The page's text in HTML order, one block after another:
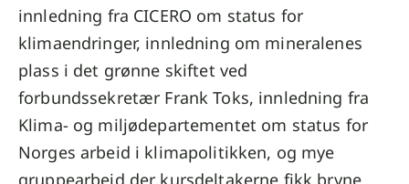
innledning fra CICERO om status for
klimaendringer, innledning om mineralenes
plass i det grønne skiftet ved
forbundssekretær Frank Toks, innledning fra
Klima- og miljødepartementet om status for
Norges arbeid i klimapolitikken, og mye
gruppearbeid der kursdeltakerne fikk bryne